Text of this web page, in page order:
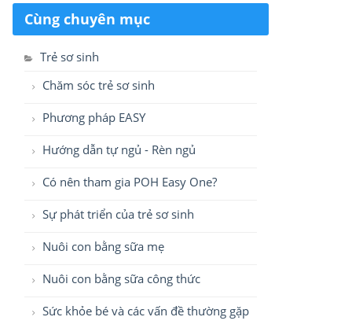
Cùng chuyên mục
Trẻ sơ sinh
Chăm sóc trẻ sơ sinh
Phương pháp EASY
Hướng dẫn tự ngủ - Rèn ngủ
Có nên tham gia POH Easy One?
Sự phát triển của trẻ sơ sinh
Nuôi con bằng sữa mẹ
Nuôi con bằng sữa công thức
Sức khỏe bé và các vấn đề thường gặp